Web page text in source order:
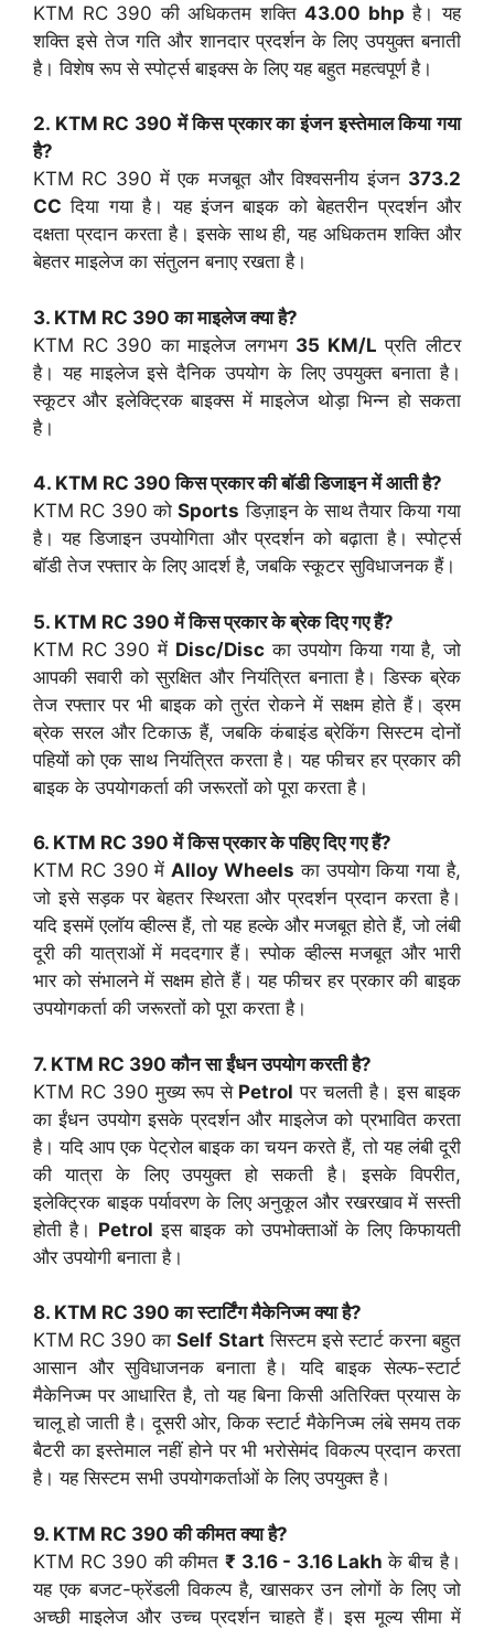
KTM RC 390 की अधिकतम शक्ति43.00 bhp है। यह
शक्ति इसे तेज गति और शानदार प्रदर्शन के लिए उपयुक्त बनाती
है। विशेष रूप से स्पोर्ट्स बाइक्स के लिए यह बहुत महत्वपूर्ण है।
2. KTM RC 390 में किस प्रकार का इंजन इस्तेमाल किया गया
है?
KTM RC 390 में एक मजबूत और विश्वसनीय इंजन 373.2
CC दिया गया है। यह इंजन बाइक को बेहतरीन प्रदर्शन और
दक्षता प्रदान करता है। इसके साथ ही, यह अधिकतम शक्ति और
बेहतर माइलेज का संतुलन बनाए रखता है।
3. KTM RC 390 का माइलेज क्या है?
KTM RC 390 का माइलेज लगभग 35 KM/L प्रति लीटर
है। यह माइलेज इसे दैनिक उपयोग के लिए उपयुक्त बनाता है।
स्कूटर और इलेक्ट्रिक बाइक्स में माइलेज थोड़ा भिन्न हो सकता
है।
4. KTM RC 390 किस प्रकार की बॉडी डिजाइन में आती है?
KTM RC 390 कोSports डिज़ाइन के साथ तैयार किया गया
है। यह डिजाइन उपयोगिता और प्रदर्शन को बढ़ाता है। स्पोर्ट्स
बॉडी तेज रफ्तार के लिए आदर्श है, जबकि स्कूटर सुविधाजनक हैं।
5. KTM RC 390 में किस प्रकार के ब्रेक दिए गए हैं?
KTM RC 390 में Disc/Discका उपयोग किया गया है, जो
आपकी सवारी को सुरक्षित और नियंत्रित बनाता है। डिस्क ब्रेक
तेज रफ्तार पर भी बाइक को तुरंत रोकने में सक्षम होते हैं। ड्रम
ब्रेक सरल और टिकाऊ हैं, जबकि कंबाइंड ब्रेकिंग सिस्टम दोनों
पहियों को एक साथ नियंत्रित करता है। यह फीचर हर प्रकार की
बाइक के उपयोगकर्ता की जरूरतों को पूरा करता है।
6. KTM RC 390 में किस प्रकार के पहिए दिए गए हैं?
KTM RC 390 मेंAlloy Wheels का उपयोग किया गया है,
जो इसे सड़क पर बेहतर स्थिरता और प्रदर्शन प्रदान करता है।
यदि इसमें एलॉय व्हील्स हैं, तो यह हल्के और मजबूत होते हैं, जो लंबी
दूरी की यात्राओं में मददगार हैं। स्पोक व्हील्स मजबूत और भारी
भार को संभालने में सक्षम होते हैं। यह फीचर हर प्रकार की बाइक
उपयोगकर्ता की जरूरतों को पूरा करता है।
7. KTM RC 390 कौन सा ईंधन उपयोग करती है?
KTM RC 390 मुख्य रूप से Petrol पर चलती है। इस बाइक
का ईंधन उपयोग इसके प्रदर्शन और माइलेज को प्रभावित करता
है। यदि आप एक पेट्रोल बाइक का चयन करते हैं, तो यह लंबी दूरी
की यात्रा के लिए उपयुक्त हो सकती है। इसके विपरीत,
इलेक्ट्रिक बाइक पर्यावरण के लिए अनुकूल और रखरखाव में सस्ती
होती है। Petrol इस बाइक को उपभोक्ताओं के लिए किफायती
और उपयोगी बनाता है।
8. KTM RC 390 का स्टार्टिंग मैकेनिज्म क्या है?
KTM RC 390 काSelf Start सिस्टम इसे स्टार्ट करना बहुत
आसान और सुविधाजनक बनाता है। यदि बाइक सेल्फ-स्टार्ट
मैकेनिज्म पर आधारित है, तो यह बिना किसी अतिरिक्त प्रयास के
चालू हो जाती है। दूसरी ओर, किक स्टार्ट मैकेनिज्म लंबे समय तक
बैटरी का इस्तेमाल नहीं होने पर भी भरोसेमंद विकल्प प्रदान करता
है। यह सिस्टम सभी उपयोगकर्ताओं के लिए उपयुक्त है।
9. KTM RC 390 की कीमत क्या है?
KTM RC 390 की कीमत ₹ 3.16 - 3.16 Lakhके बीच है।
यह एक बजट-फ्रेंडली विकल्प है, खासकर उन लोगों के लिए जो
अच्छी माइलेज और उच्च प्रदर्शन चाहते हैं। इस मूल्य सीमा में